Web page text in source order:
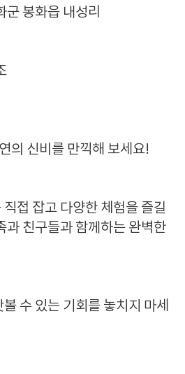
군 봉화읍 내성리
의 신비를 만끽해 보세요!
접 잡고 다양한 체험을 즐길
과 친구들과 함께하는 완벽한
수 있는 기회를 놓치지 마세